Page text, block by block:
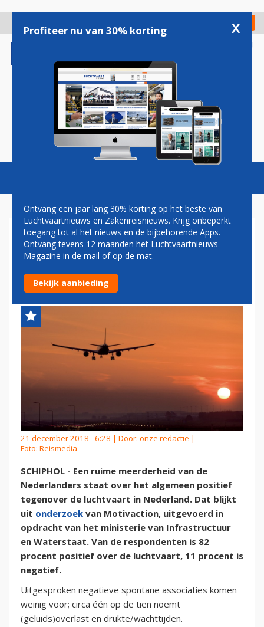
gaan
Check in
Magazine Podcasts Vacatures
NEDERLANDERS POSITIEF
OVER DE LUCHTVAART IN
NEDERLAND
21 december 2018 - 6:28 | Door: onze redactie |
Foto: Reismedia
SCHIPHOL - Een ruime meerderheid van de
Nederlanders staat over het algemeen positief
tegenover de luchtvaart in Nederland. Dat blijkt
uit onderzoek van Motivaction, uitgevoerd in
opdracht van het ministerie van Infrastructuur
en Waterstaat. Van de respondenten is 82
procent positief over de luchtvaart, 11 procent is
negatief.
Uitgesproken negatieve spontane associaties komen
weinig voor; circa één op de tien noemt
(geluids)overlast en drukte/wachttijden.
Profiteer nu van 30% korting x
Ontvang een jaar lang 30% korting op het beste van
Luchtvaartnieuws en Zakenreisnieuws. Krijg onbeperkt
toegang tot al het nieuws en de bijbehorende Apps.
Ontvang tevens 12 maanden het Luchtvaartnieuws
Magazine in de mail of op de mat.
Bekijk aanbieding